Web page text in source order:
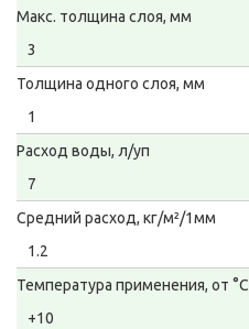
Макс. толщина слоя, мм
3
Толщина одного слоя, мм
1
Расход воды, л/уп
7
Средний расход, кг/м²/1мм
1.2
Температура применения, от °С
+10